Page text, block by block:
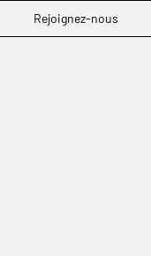
Rejoignez-nous